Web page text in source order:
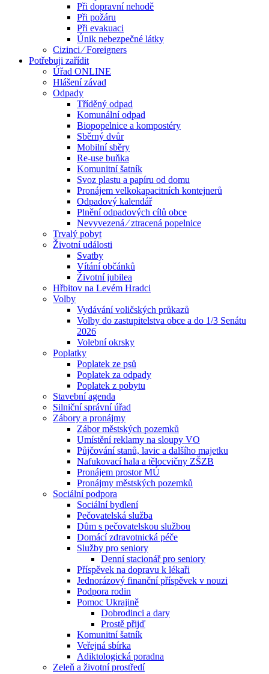
Při dopravní nehodě
Při požáru
Při evakuaci
Únik nebezpečné látky
Cizinci ⁄ Foreigners
Potřebuji zařídit
Úřad ONLINE
Hlášení závad
Odpady
Tříděný odpad
Komunální odpad
Biopopelnice a kompostéry
Sběrný dvůr
Mobilnísběry
Re-use buňka
Komunitní šatník
Svoz plastu a papíru od domu
Pronájem velkokapacitních kontejnerů
Odpadový kalendář
Plnění odpadových cílů obce
Nevyvezená ⁄ ztracená popelnice
Trvalý pobyt
Životní události
Svatby
Vítání občánků
Životní jubilea
Hřbitov na Levém Hradci
Volby
Vydávání voličských průkazů
Volby do zastupitelstva obce a do 1/3 Senátu
2026
Volební okrsky
Poplatky
Poplatek ze psů
Poplatek za odpady
Poplatek z pobytu
Stavební agenda
Silniční správní úřad
Zábory a pronájmy
Zábor městských pozemků
Umístění reklamy na sloupy VO
Půjčování stanů, lavic a dalšího majetku
Nafukovací hala a tělocvičny ZŠZB
Pronájem prostor MÚ
Pronájmy městských pozemků
Sociální podpora
Sociální bydlení
Pečovatelská služba
Dům s pečovatelskou službou
Domácí zdravotnická péče
Služby pro seniory
Denní stacionář pro seniory
Příspěvek na dopravu k lékaři
Jednorázový finanční příspěvek v nouzi
Podpora rodin
Pomoc Ukrajině
Dobrodinci a dary
Prostě přijď
Komunitní šatník
Veřejná sbírka
Adiktologická poradna
Zeleň a životní prostředí